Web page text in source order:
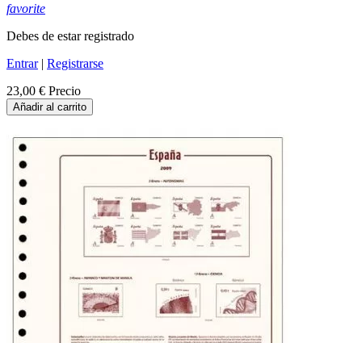
favorite
Debes de estar registrado
Entrar| Registrarse
23,00 € Precio
Añadir al carrito